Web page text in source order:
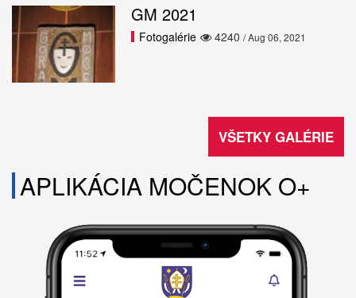
GM 2021
4240
Fotogalérie / Aug 06, 2021
VŠETKY GALÉRIE
APLIKÁCIA MOČENOK O+